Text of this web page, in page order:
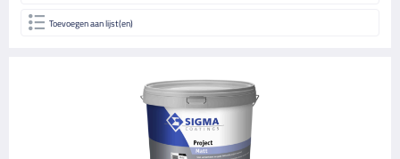
Toevoegen aan lijst(en)